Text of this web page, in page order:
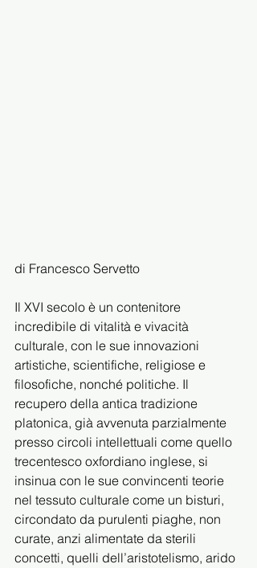
di Francesco Servetto
Il XVI secolo è un contenitore
incredibile di vitalità e vivacità
culturale, con le sue innovazioni
artistiche, scientifiche, religiose e
filosofiche, nonché politiche. Il
recupero della antica tradizione
platonica, già avvenuta parzialmente
presso circoli intellettuali come quello
trecentesco oxfordiano inglese, si
insinua con le sue convincenti teorie
nel tessuto culturale come un bisturi,
circondato da purulenti piaghe, non
curate, anzi alimentate da sterili
concetti, quelli dell’aristotelismo, arido